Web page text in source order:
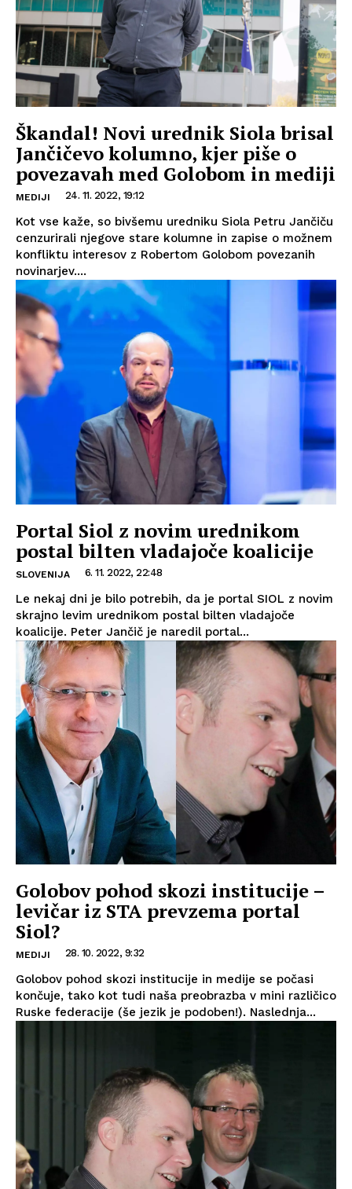
Škandal! Novi urednik Siola brisal
Jančičevo kolumno, kjer piše o
povezavah med Golobom in mediji
MEDIJI 24. 11. 2022, 19:12
Kot vse kaže, so bivšemu uredniku Siola Petru Jančiču
cenzurirali njegove stare kolumne in zapise o možnem
konfliktu interesov z Robertom Golobom povezanih
novinarjev....
Portal Siol z novim urednikom
postal bilten vladajoče koalicije
SLOVENIJA 6. 11. 2022, 22:48
Le nekaj dni je bilo potrebih, da je portal SIOL z novim
skrajno levim urednikom postal bilten vladajoče
koalicije. Peter Jančič je naredil portal...
Golobov pohod skozi institucije –
levičar iz STA prevzema portal
Siol?
MEDIJI 28. 10. 2022, 9:32
Golobov pohod skozi institucije in medije se počasi
končuje, tako kot tudi naša preobrazba v mini različico
Ruske federacije (še jezik je podoben!). Naslednja...